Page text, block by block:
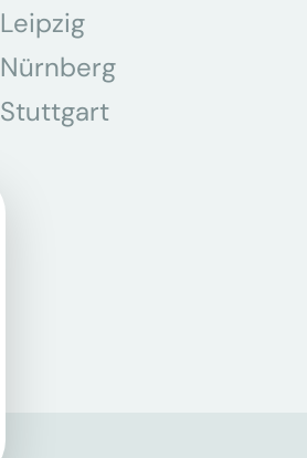
Leipzig
Nürnberg
Stuttgart